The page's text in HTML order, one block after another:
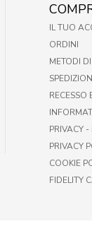
IL TUO
ORDINI
METODI
RECESSO
PRIVACY
PRIVACY
COOKIE
FIDELITY